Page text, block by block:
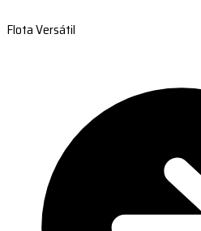
Flota Versátil